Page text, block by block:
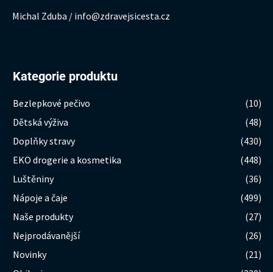
Michal Zduba / info@zdravejsicesta.cz
Kategorie produktu
Bezlepkové pečivo
(10)
Dětská výživa
(48)
Doplňky stravy
(430)
EKO drogerie a kosmetika
(448)
Luštěniny
(36)
Nápoje a čaje
(499)
Naše produkty
(27)
Nejprodávanější
(26)
Novinky
(21)